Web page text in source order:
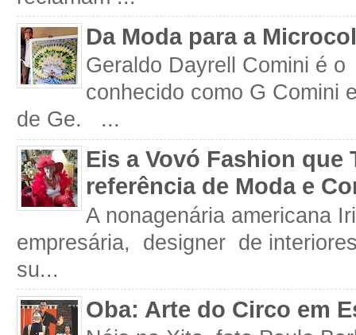
Da Moda para a
Geraldo Dayrell Comini é
conhecido como G Comini
de Ge. ...
Eis a Vovó Fashion que
referência de Moda e
A nonagenária americana
empresária, designer de
su...
Oba: Arte do Circo em